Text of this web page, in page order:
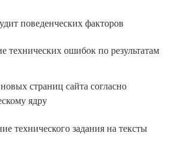
поведенческих факторов
технических ошибок по результатам
страниц сайта согласно
ядру
технического задания на тексты